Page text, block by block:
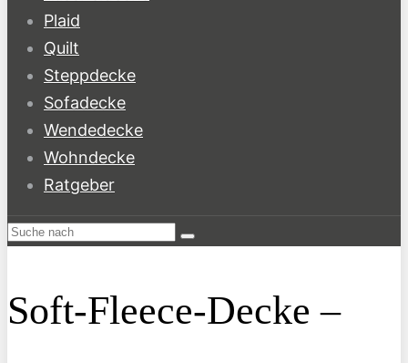
Plaid
Quilt
Steppdecke
Sofadecke
Wendedecke
Wohndecke
Ratgeber
Soft-Fleece-Decke –